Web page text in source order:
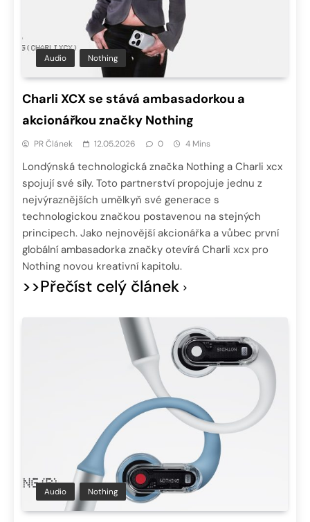
Audio Nothing
Charli XCX se stává ambasadorkou a
akcionářkou značky Nothing
PR Článek 12.05.2026 0 4 Mins
Londýnská technologická značka Nothing a Charli xcx
spojují své síly. Toto partnerství propojuje jednu z
nejvýraznějších umělkyň své generace s
technologickou značkou postavenou na stejných
principech. Jako nejnovější akcionářka a vůbec první
globální ambasadorka značky otevírá Charli xcx pro
Nothing novou kreativní kapitolu.
>>Přečíst celý článek
Audio Nothing